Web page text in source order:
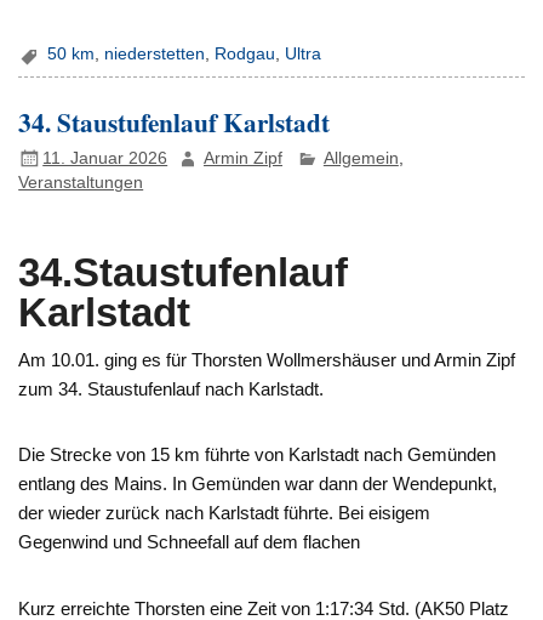
50 km, niederstetten, Rodgau, Ultra
34. Staustufenlauf Karlstadt
11. Januar 2026 Armin Zipf Allgemein,
Veranstaltungen
34.Staustufenlauf
Karlstadt
Am 10.01. ging es für Thorsten Wollmershäuser und Armin Zipf
zum 34. Staustufenlauf nach Karlstadt.
Die Strecke von 15 km führte von Karlstadt nach Gemünden
entlang des Mains. In Gemünden war dann der Wendepunkt,
der wieder zurück nach Karlstadt führte. Bei eisigem
Gegenwind und Schneefall auf dem flachen
Kurz erreichte Thorsten eine Zeit von 1:17:34 Std. (AK50 Platz